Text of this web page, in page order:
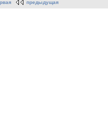
предыдущая